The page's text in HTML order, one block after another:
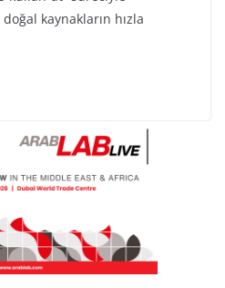
kaynakların hızla